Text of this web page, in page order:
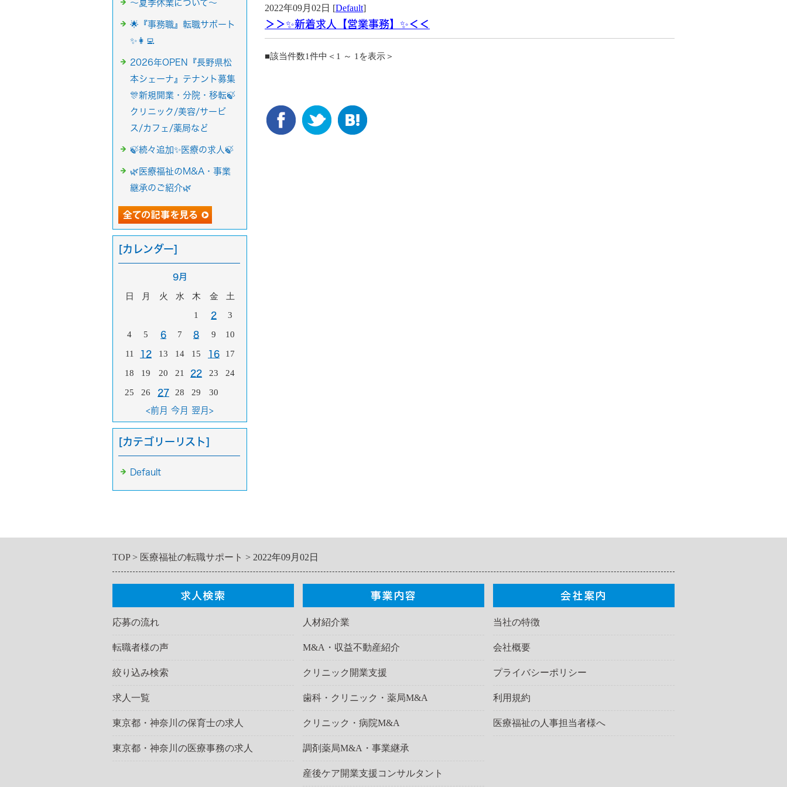
2022年09月02日 [Default]
＞＞✨新着求人【営業事務】✨＜＜
■該当件数1件中＜1 ～ 1を表示＞
～夏季休業について～
🌟『事務職』転職サポート
✨👩‍💻
2026年OPEN『長野県松
本シェーナ』テナント募集
🎊新規開業・分院・移転🍃
クリニック/美容/サービ
ス/カフェ/薬局など
🍃続々追加✨医療の求人🍃
🌿医療福祉のM&A・事業
継承のご紹介🌿
[カレンダー]
9月
日 月 火 水 木 金
土
1
2 3
4 5 6 7 8 9 10
11 12 13 14 15 16 17
18 19 20 21 22 23 24
25 26 27 28 29 30
<前月 今月 翌月>
[カテゴリーリスト]
Default
TOP 医療福祉の転職サポート 2022年09月02日
応募の流れ
転職者様の声
絞り込み検索
求人一覧
東京都・神奈川の保育士の求人
東京都・神奈川の医療事務の求人
人材紹介業
M&A・収益不動産紹介
クリニック開業支援
歯科・クリニック・薬局M&A
クリニック・病院M&A
調剤薬局M&A・事業継承
産後ケア開業支援コンサルタント
当社の特徴
会社概要
プライバシーポリシー
利用規約
医療福祉の人事担当者様へ